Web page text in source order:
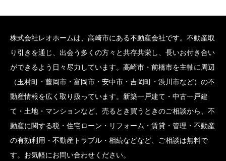
株式会社レオホームは、高崎市にある不動産会社です。不動産取
り引きを通じ、出会う多くの方々と共存共栄し、長いお付き合い
ができるよう日々尽力しています。高崎市・前橋市を主軸に周辺
（玉村町・藤岡市・富岡市・安中市・吉岡町・渋川市など）の不
動産情報を広く取り扱っています。新築一戸建て・中古一戸建
て・土地・マンションなど、売るとき買うときのご相談から、不
動産に関する税・住宅ローン・リフォーム・賃貸・管理・不動産
の有効利用・不動産トラブル・相続などなど、ご相談は無料で
す。お気軽にお問い合わせください。